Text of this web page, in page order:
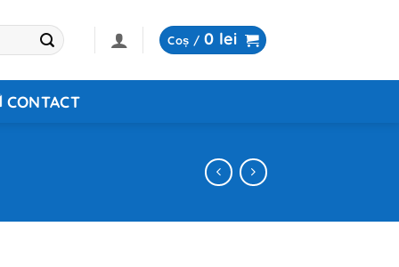
Coș / 0 lei
CONTACT